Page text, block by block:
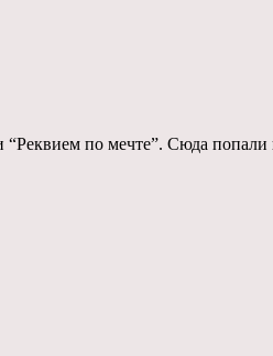
“Реквием по мечте”. Сюда